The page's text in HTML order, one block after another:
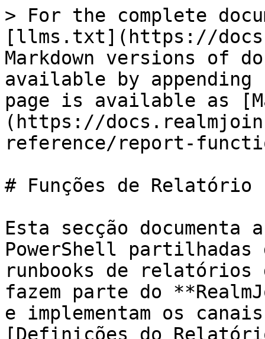
> For the complete
[llms.txt](https://
Markdown versions of
available by
page is available as
(https://
reference/report-
# Funções de Relatório
Esta secção
PowerShell
runbooks de relatórios
fazem parte do
e implementam os
[Definições do